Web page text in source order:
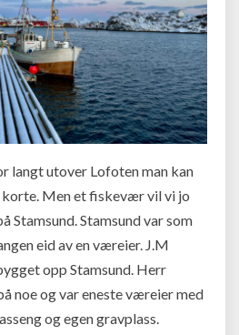
langt utover Lofoten man kan
korte. Men et fiskevær vil vi jo
Stamsund. Stamsund var som
eid av en væreier. J.M
opp Stamsund. Herr
noe og var eneste væreier med
og egen gravplass.